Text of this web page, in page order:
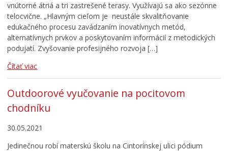
vnútorné átriá a tri zastrešené terasy. Využívajú sa ako sezónne
telocvične. „Hlavným cieľom je neustále skvalitňovanie
edukačného procesu zavádzaním inovatívnych metód,
alternatívnych prvkov a poskytovaním informácií z metodických
podujatí. Zvyšovanie profesijného rozvoja […]
Čítať viac
Outdoorové vyučovanie na pocitovom
chodníku
30.05.2021
Jedinečnou robí materskú školu na Cintorínskej ulici pódium